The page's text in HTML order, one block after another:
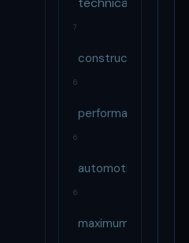
7
construction
6
performance
6
automotive
6
maximum